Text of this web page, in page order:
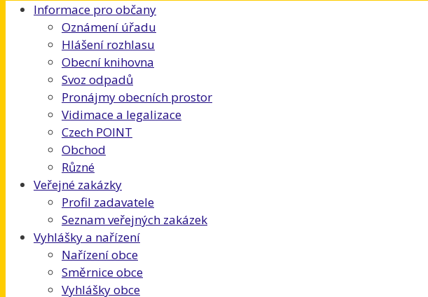
Informace pro občany
Oznámení úřadu
Hlášení rozhlasu
Obecní knihovna
Svoz odpadů
Pronájmy obecních prostor
Vidimace a legalizace
Czech POINT
Obchod
Různé
Veřejné zakázky
Profil zadavatele
Seznam veřejných zakázek
Vyhlášky a nařízení
Nařízení obce
Směrnice obce
Vyhlášky obce